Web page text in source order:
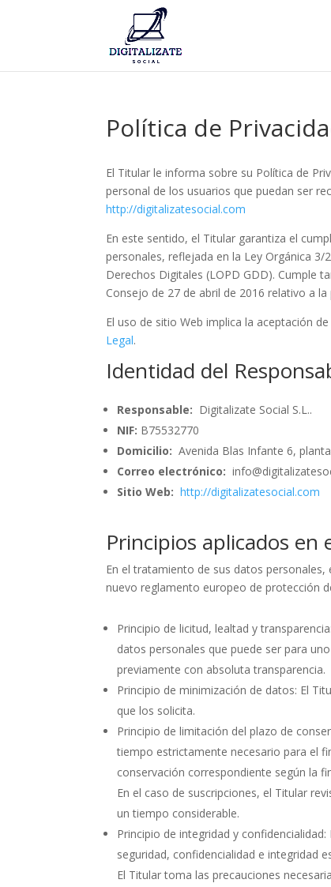
Política de
El Titular le informa sobre su Política de
personal de los usuarios que puedan ser
http://digitalizatesocial.com
En este sentido, el Titular garantiza el
personales, reflejada en la Ley Orgánica
Derechos Digitales (LOPD GDD). Cumple
Consejo de 27 de abril de 2016 relativo a
El uso de sitio Web implica la aceptación
Legal.
Identidad del
Responsable: Digitalizate Social S.L..
NIF: B75532770
Domicilio: Avenida Blas Infante 6,
Correo electrónico:
Sitio Web: http://digitalizatesocial.com
Principios aplicados
En el tratamiento de sus datos
nuevo reglamento europeo de protección
Principio de licitud, lealtad y
datos personales que puede ser para
previamente con absoluta transparencia.
Principio de minimización de datos: El
que los solicita.
Principio de limitación del plazo de
tiempo estrictamente necesario para el
conservación correspondiente según la
En el caso de suscripciones, el Titular
un tiempo considerable.
Principio de integridad y
seguridad, confidencialidad e integridad
El Titular toma las precauciones